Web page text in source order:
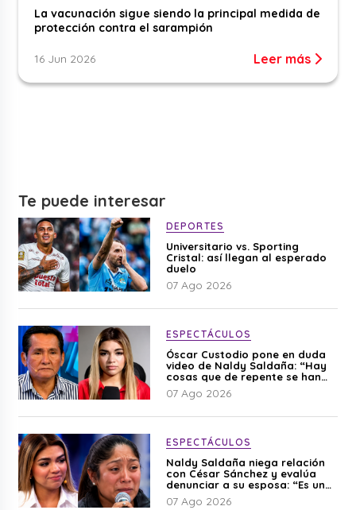
La vacunación sigue siendo la principal medida de
protección contra el sarampión
16 Jun 2026 Leer más
Te puede interesar
DEPORTES
Universitario vs. Sporting
Cristal: así llegan al esperado
duelo
07 Ago 2026
ESPECTÁCULOS
Óscar Custodio pone en duda
video de Naldy Saldaña: “Hay
cosas que de repente se han
editado”
07 Ago 2026
ESPECTÁCULOS
Naldy Saldaña niega relación
con César Sánchez y evalúa
denunciar a su esposa: “Es una
difamación”
07 Ago 2026